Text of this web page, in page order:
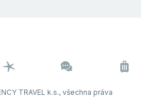
TRAVEL k.s., všechna práva